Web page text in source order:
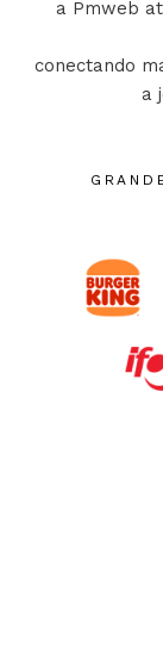
a Pmweb
conectando